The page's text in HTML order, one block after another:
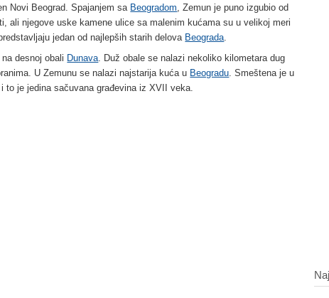
Novi Beograd. Spajanjem sa Beogradom, Zemun je puno izgubio od
ali njegove uske kamene ulice sa malenim kućama su u velikoj meri
jedan od najlepših starih delova Beograda.
desnoj obali Dunava. Duž obale se nalazi nekoliko kilometara dug
U Zemunu se nalazi najstarija kuća u Beogradu. Smeštena je u
i to je jedina sačuvana građevina iz XVII veka.